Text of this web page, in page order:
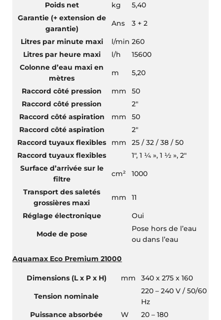
Poids net kg
5,40
Garantie (+ extension de
garantie)
Ans 3 + 2
Litres par minute maxi l/min 260
Litres par heure maxi
l/h
15600
Colonne d’eau maxi en
mètres
m 5,20
Raccord côté pression mm
50
Raccord côté pression
2″
Raccord côté aspiration
mm
50
Raccord côté aspiration
2″
Raccord tuyaux flexibles
mm
25 / 32 / 38 / 50
Raccord tuyaux flexibles
1″, 1 ¼ », 1 ½ », 2″
Surface d’arrivée sur le
filtre
cm² 1000
Transport des saletés
grossières maxi
mm 11
Réglage électronique Oui
Mode de pose
Pose hors de l’eau
ou dans l’eau
Aquamax Eco Premium 21000
Dimensions (L x P x H) mm 340 x 275 x 160
Tension nominale
220 – 240 V / 50/60
Hz
Puissance absorbée
W
20 – 180